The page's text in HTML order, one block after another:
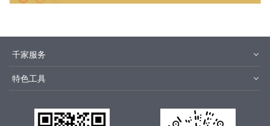
千家服务
千家文库
特色工具
集成商优选
千家城市站